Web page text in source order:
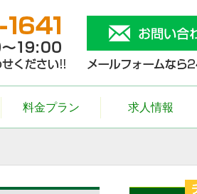
料金プラン 求人情報